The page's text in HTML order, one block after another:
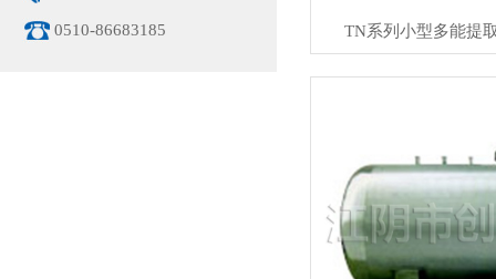
0510-86683185 TN系列小型多能提